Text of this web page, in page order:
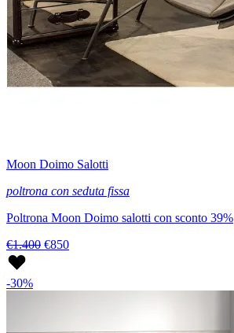
Moon Doimo Salotti
poltrona con seduta fissa
Poltrona Moon Doimo salotti con sconto 39%
€1.400 €850
-30%